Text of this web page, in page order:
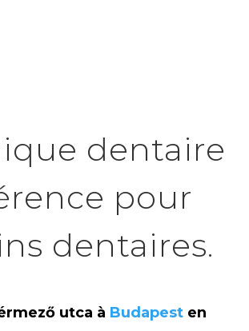
dentaire
pour
dentaires.
utca à Budapest en